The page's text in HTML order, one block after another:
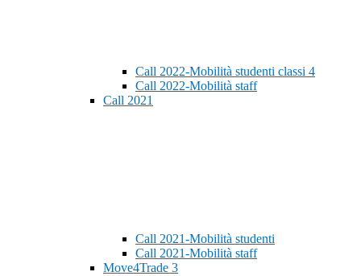
Call 2022-Mobilità studenti classi 4
Call 2022-Mobilità staff
Call 2021
Call 2021-Mobilità studenti
Call 2021-Mobilità staff
Move4Trade 3